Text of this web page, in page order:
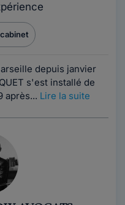
depuis janvier
s'est installé de
après... Lire la suite